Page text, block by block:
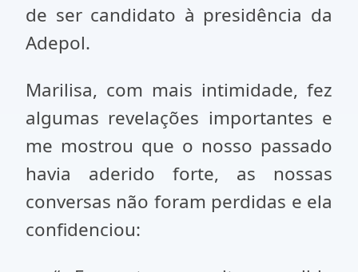
de ser candidato à presidência da
Adepol.
Marilisa, com mais intimidade, fez
algumas revelações importantes e
me mostrou que o nosso passado
havia aderido forte, as nossas
conversas não foram perdidas e ela
confidenciou: